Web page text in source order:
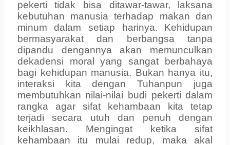
pekerti tidak bisa ditawar-tawar, laksana
kebutuhan manusia terhadap makan dan
minum dalam setiap harinya. Kehidupan
bermasyarakat dan berbangsa tanpa
dipandu dengannya akan memunculkan
dekadensi moral yang sangat berbahaya
bagi kehidupan manusia. Bukan hanya itu,
interaksi kita dengan Tuhanpun juga
membutuhkan nilai-nilai budi pekerti dalam
rangka agar sifat kehambaan kita tetap
terjadi secara utuh dan penuh dengan
keikhlasan. Mengingat ketika sifat
kehambaan itu mulai redup, maka akal